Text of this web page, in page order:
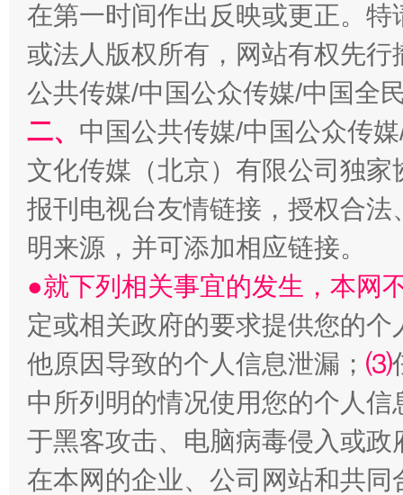
生
揭批美国五大"原罪" "炒
在第一时间作出反映或更正。
或法人版权所有，网站有权先
公共传媒/中国公众传媒/中国全
二、 中国公共传媒/中国公众传
文化传媒（北京）有限公司独
报刊电视台友情链接，授权合
明来源，并可添加相应链接。
●就下列相关事宜的发生，本网
定或相关政府的要求提供您的个
他原因导致的个人信息泄漏； ⑶
中所列明的情况使用您的个人
于黑客攻击、电脑病毒侵入或
在本网的企业、公司网站和共